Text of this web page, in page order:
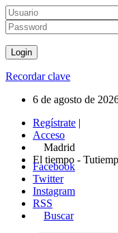
Recordar clave
6 de agosto de
Regístrate |
Acceso
Madrid
El tiempo -
Facebook
Twitter
Instagram
RSS
Buscar